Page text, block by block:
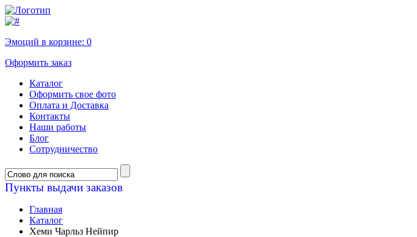
Эмоций в корзине: 0
Оформить заказ
Каталог
Оформить свое фото
Оплата и Доставка
Контакты
Наши работы
Блог
Сотрудничество
Пункты выдачи заказов
Главная
Каталог
Хеми Чарльз Нейпир